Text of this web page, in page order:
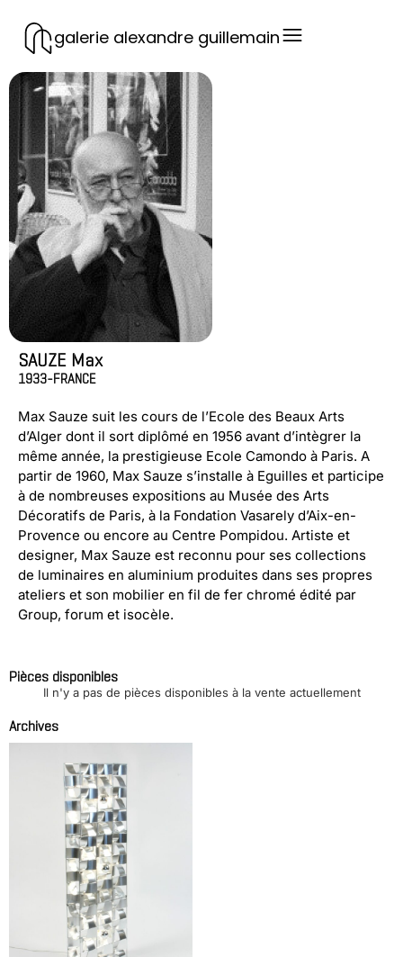
galerie alexandre guillemain
SAUZE Max
1933-FRANCE
Max Sauze suit les cours de l’Ecole des Beaux Arts
d’Alger dont il sort diplômé en 1956 avant d’intègrer la
même année, la prestigieuse Ecole Camondo à Paris. A
partir de 1960, Max Sauze s’installe à Eguilles et participe
à de nombreuses expositions au Musée des Arts
Décoratifs de Paris, à la Fondation Vasarely d’Aix-en-
Provence ou encore au Centre Pompidou. Artiste et
designer, Max Sauze est reconnu pour ses collections
de luminaires en aluminium produites dans ses propres
ateliers et son mobilier en fil de fer chromé édité par
Group, forum et isocèle.
Pièces disponibles
Il n'y a pas de pièces disponibles à la vente actuellement
Archives